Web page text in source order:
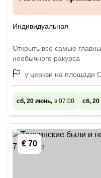
Индивидуальная
Открыть все самые
необычного ракурса
у церкви на площади
сб, 20 июнь, в 07:00 сб,
€ 70